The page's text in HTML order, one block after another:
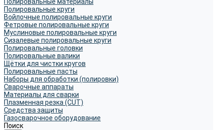
Полировальные круги
Войлочные полировальные круги
Фетровые полировальные круги
Муслиновые полировальные круги
Cизалевые полировальные круги
Полировальные головки
Полировальные валики
Щётки для чистки кругов
Полировальные пасты
Наборы для обработки (полировки)
Сварочные аппараты
Материалы для сварки
Плазменная резка (CUT)
Средства защиты
Газосварочное оборудование
Поиск